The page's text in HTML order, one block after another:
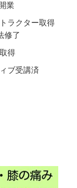
業
クター取得
了
得
受講済